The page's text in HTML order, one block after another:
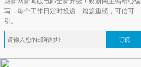
写，每个工作日定时投递，篇篇重磅，可信可
引。
订阅